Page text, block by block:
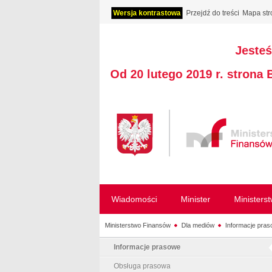
Wersja kontrastowa Przejdź do treści Mapa
Od 20 lutego 2019 r. strona
Wiadomości Minister
Ministerstwo Finansów Dla mediów Informacje
Informacje prasowe
Obsługa prasowa